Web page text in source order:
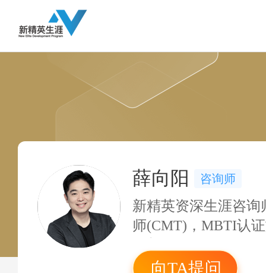
薛向阳 咨询师
新精英资深生涯咨
师(CMT)，MBTI认
计师，CICPA中国注
向TA提问